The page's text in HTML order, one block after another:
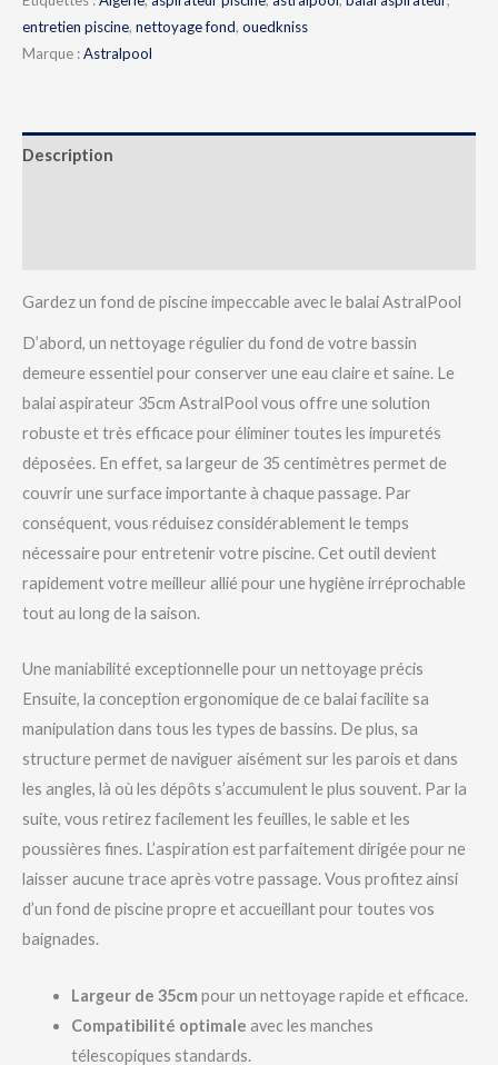
entretien piscine, nettoyage fond, ouedkniss
Marque :Astralpool
Description
Gardez un fond de piscine impeccable avec le balai AstralPool
D’abord, un nettoyage régulier du fond de votre bassin
demeure essentiel pour conserver une eau claire et saine. Le
balai aspirateur 35cm AstralPool vous offre une solution
robuste et très efficace pour éliminer toutes les impuretés
déposées. En effet, sa largeur de 35 centimètres permet de
couvrir une surface importante à chaque passage. Par
conséquent, vous réduisez considérablement le temps
nécessaire pour entretenir votre piscine. Cet outil devient
rapidement votre meilleur allié pour une hygiène irréprochable
tout au long de la saison.
Une maniabilité exceptionnelle pour un nettoyage précis
Ensuite, la conception ergonomique de ce balai facilite sa
manipulation dans tous les types de bassins. De plus, sa
structure permet de naviguer aisément sur les parois et dans
les angles, là où les dépôts s’accumulent le plus souvent. Par la
suite, vous retirez facilement les feuilles, le sable et les
poussières fines. L’aspiration est parfaitement dirigée pour ne
laisser aucune trace après votre passage. Vous profitez ainsi
d’un fond de piscine propre et accueillant pour toutes vos
baignades.
Largeur de 35cm pour un nettoyage rapide et efficace.
Compatibilité optimale avec les manches
télescopiques standards.